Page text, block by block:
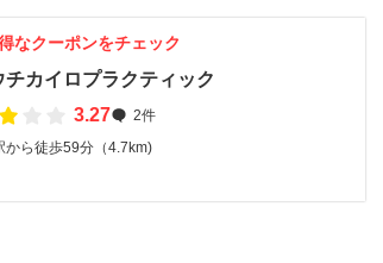
なクーポンをチェック
チカイロプラクティック
3.27
2件
から徒歩59分（4.7km)